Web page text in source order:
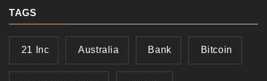
TAGS
21 Inc Australia Bank Bitcoin